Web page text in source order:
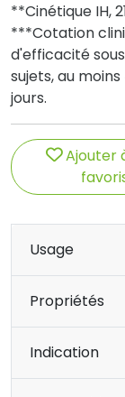
**Cinétique IH,
***Cotation
d'efficacité
sujets, au
jours.
Ajouter
Usage
Propriétés
Indication